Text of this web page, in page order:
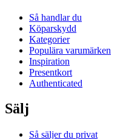
Så handlar du
Köparskydd
Kategorier
Populära varumärken
Inspiration
Presentkort
Authenticated
Sälj
Så säljer du privat